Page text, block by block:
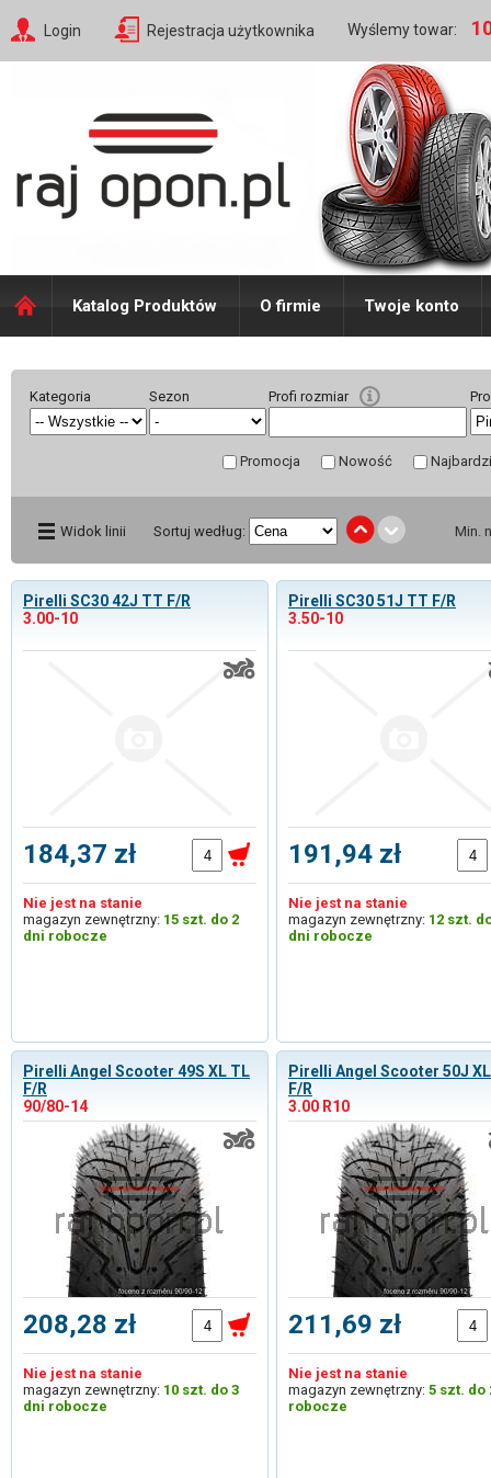
Login Rejestracja użytkownika Wyślemy towar:
Katalog Produktów O firmie Twoje konto
Kategoria Sezon Profi rozmiar
Promocja Nowość
Min.
Widok linii Sortuj według:
Pirelli SC30 42J TT F/R
3.00-10
184,37 zł
Nie jest na stanie
magazyn zewnętrzny: 15 szt. do 2
dni robocze
Pirelli SC30 51J TT F/R
3.50-10
191,94 zł
Nie jest na stanie
magazyn zewnętrzny: 12 szt.
dni robocze
Pirelli Angel Scooter 49S XL TL
F/R
90/80-14
208,28 zł
Nie jest na stanie
magazyn zewnętrzny: 10 szt. do 3
dni robocze
Pirelli Angel Scooter 50J
F/R
3.00 R10
211,69 zł
Nie jest na stanie
magazyn zewnętrzny: 5 szt. do
robocze